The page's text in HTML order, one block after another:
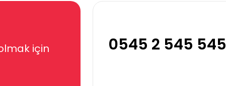
için
0545 2 545 545